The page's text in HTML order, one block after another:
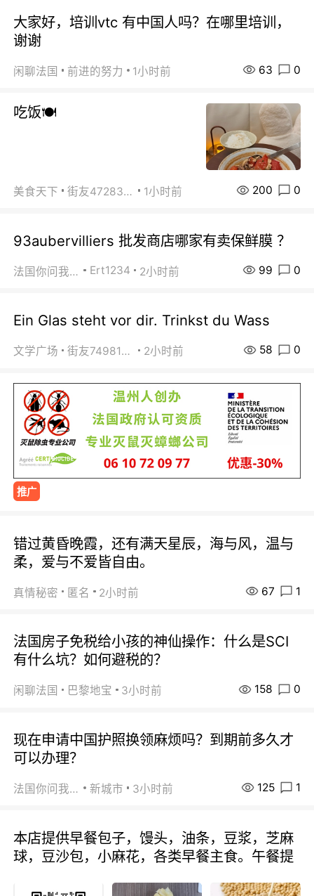
大家好，培训vtc 有中国人吗？在哪里培训，
谢谢
闲聊法国 前进的努力 1小时前 63 0
吃饭🍽️
美食天下 街友472838572 1小时前 200 0
93aubervilliers 批发商店哪家有卖保鲜膜 ？
法国你问我答 Ert1234 2小时前 99 0
Ein Glas steht vor dir. Trinkst du Wass
文学广场 街友74981146 2小时前 58 0
推广
错过黄昏晚霞，还有满天星辰，海与风，温与
柔，爱与不爱皆自由。
真情秘密 匿名 2小时前 67 1
法国房子免税给小孩的神仙操作：什么是SCI
有什么坑？如何避税的？
闲聊法国 巴黎地宝 3小时前 158 0
现在申请中国护照换领麻烦吗？到期前多久才
可以办理？
法国你问我答 新城市 3小时前 125 1
本店提供早餐包子，馒头，油条，豆浆，芝麻
球，豆沙包，小麻花，各类早餐主食。午餐提